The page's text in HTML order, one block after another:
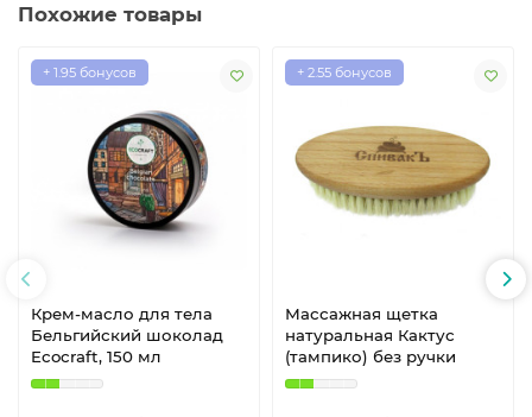
Похожие товары
+ 1.95 бонусов
Крем-масло для тела
Бельгийский шоколад
Ecocraft, 150 мл
+ 2.55 бонусов
Массажная щетка
натуральная Кактус
(тампико) без ручки